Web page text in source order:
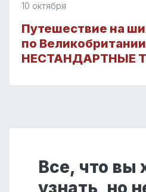
10 октября
Путешествие на
по
НЕСТАНДАРТНЫЕ
Все, что вы
узнать, но